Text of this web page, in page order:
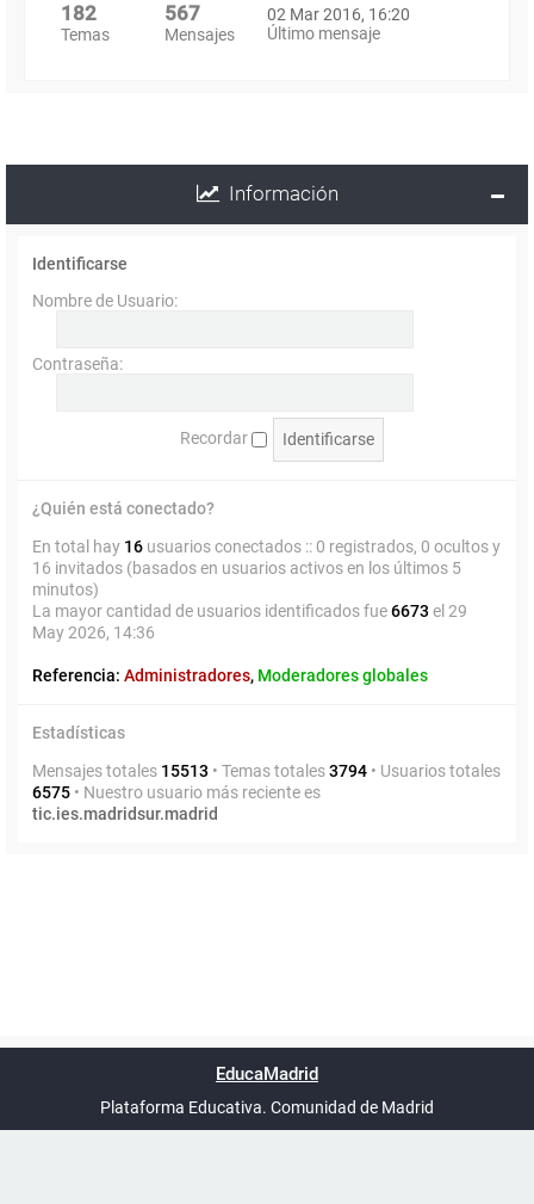
182
Temas
567
Mensajes
02 Mar 2016, 16:20
Último mensaje
Información
Identificarse
Nombre de Usuario:
Contraseña:
Recordar
¿Quién está conectado?
En total hay 16 usuarios conectados :: 0 registrados, 0 ocultos y
16 invitados (basados en usuarios activos en los últimos 5
minutos)
La mayor cantidad de usuarios identificados fue6673 el 29
May 2026, 14:36
Referencia: Administradores, Moderadores globales
Estadísticas
Mensajes totales 15513 • Temas totales3794 • Usuarios totales
6575 • Nuestro usuario más reciente es
tic.ies.madridsur.madrid
UTC+02:00
phpBB España
EducaMadrid
Plataforma Educativa. Comunidad de Madrid